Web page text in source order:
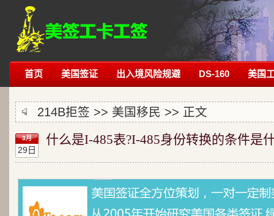
首页 美国签证 出入境风险规避 DS-160 美国
214B拒签 >> 美国移民 >> 正文
3月
29日
什么是I-485表?I-485身份转换的条件是